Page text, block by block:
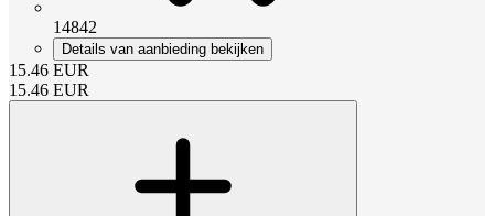
14842
Details van aanbieding bekijken
15.46 EUR
15.46 EUR